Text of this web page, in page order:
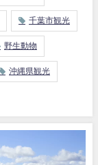
千葉市観光
野生動物
沖縄県観光